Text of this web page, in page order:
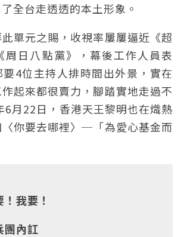
全台走透透的本土形象。
此單元之賜，收視率屢屢逼近《超
周日八點黨》，幕後工作人員表
4位主持人排時間出外景，實在
起來都很賣力，腳踏實地走過不
6月22日，香港天王黎明也在熾熱
你要去哪裡〉─「為愛心基金而
我要！
團內訌